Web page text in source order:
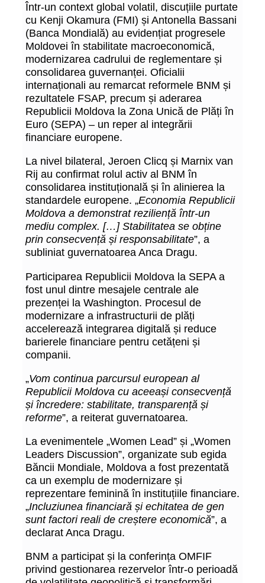
Într-un context global volatil, discuțiile purtate
cu Kenji Okamura (FMI) și Antonella Bassani
(Banca Mondială) au evidențiat progresele
Moldovei în stabilitate macroeconomică,
modernizarea cadrului de reglementare și
consolidarea guvernanței. Oficialii
internaționali au remarcat reformele BNM și
rezultatele FSAP, precum și aderarea
Republicii Moldova la Zona Unică de Plăți în
Euro (SEPA) – un reper al integrării
financiare europene.
La nivel bilateral, Jeroen Clicq și Marnix van
Rij au confirmat rolul activ al BNM în
consolidarea instituțională și în alinierea la
standardele europene. „Economia Republicii
Moldova a demonstrat reziliență într-un
mediu complex. […] Stabilitatea se obține
prin consecvență și responsabilitate”, a
subliniat guvernatoarea Anca Dragu.
Participarea Republicii Moldova la SEPA a
fost unul dintre mesajele centrale ale
prezenței la Washington. Procesul de
modernizare a infrastructurii de plăți
accelerează integrarea digitală și reduce
barierele financiare pentru cetățeni și
companii.
„Vom continua parcursul european al
Republicii Moldova cu aceeași consecvență
și încredere: stabilitate, transparență și
reforme”, a reiterat guvernatoarea.
La evenimentele „Women Lead” și „Women
Leaders Discussion”, organizate sub egida
Băncii Mondiale, Moldova a fost prezentată
ca un exemplu de modernizare și
reprezentare feminină în instituțiile financiare.
„Incluziunea financiară și echitatea de gen
sunt factori reali de creștere economică”, a
declarat Anca Dragu.
BNM a participat și la conferința OMFIF
privind gestionarea rezervelor într-o perioadă